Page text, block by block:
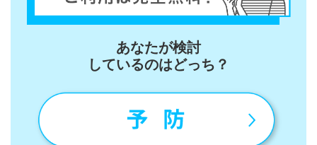
あなたが検討
しているのはどっち？